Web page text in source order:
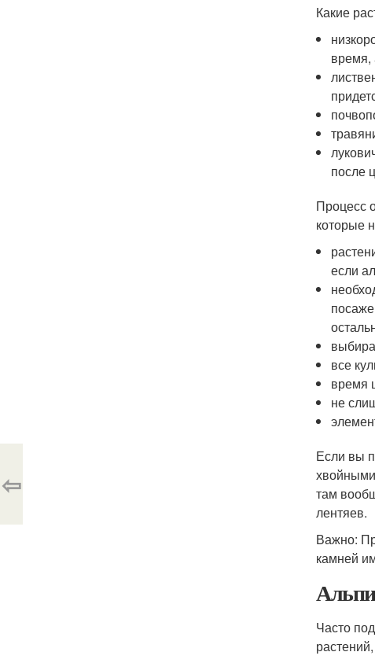
Какие
время,
после
Процесс
которые
если
все
время
не
Если вы
там
лентяев.
Важно:
камней
Часто
⇦